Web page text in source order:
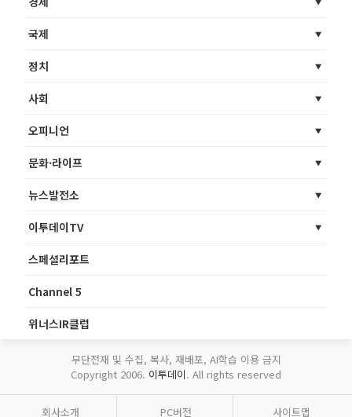
국제
정치
사회
오피니언
문화·라이프
뉴스발전소
이투데이TV
스페셜리포트
Channel 5
위너스IR클럽
무단전재 및 수집, 복사, 재배포, AI학습 이용 금지
Copyright 2006. 이투데이. All rights reserved
회사소개 PC버전 사이트맵